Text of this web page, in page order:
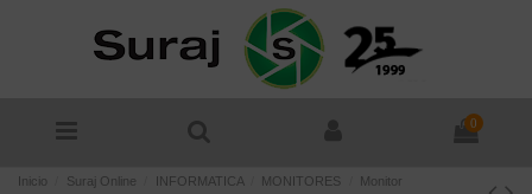
0
Inicio Suraj Online INFORMATICA MONITORES
Monitor